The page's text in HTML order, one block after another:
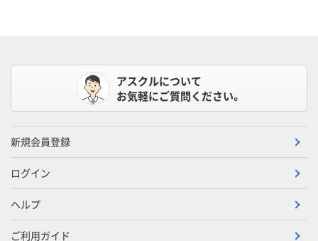
アスクルについて
お気軽にご質問ください。
新規会員登録
ログイン
ヘルプ
ご利用ガイド